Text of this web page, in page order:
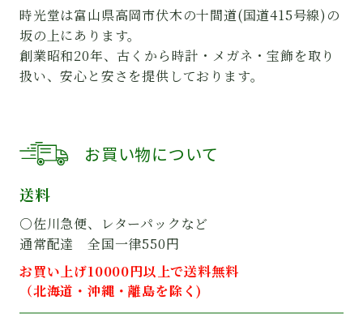
時光堂は富山県高岡市伏木の十間道(国道415号線)の
坂の上にあります。
創業昭和20年、古くから時計・メガネ・宝飾を取り
扱い、安心と安さを提供しております。
お買い物について
送料
○佐川急便、レターパックなど
通常配達 全国一律550円
お買い上げ10000円以上で送料無料
（北海道・沖縄・離島を除く)